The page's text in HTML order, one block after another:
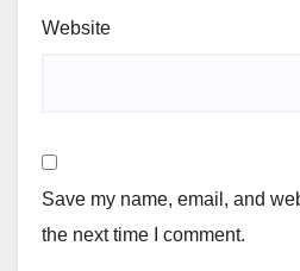
Website
Save my name, email, and
the next time I comment.